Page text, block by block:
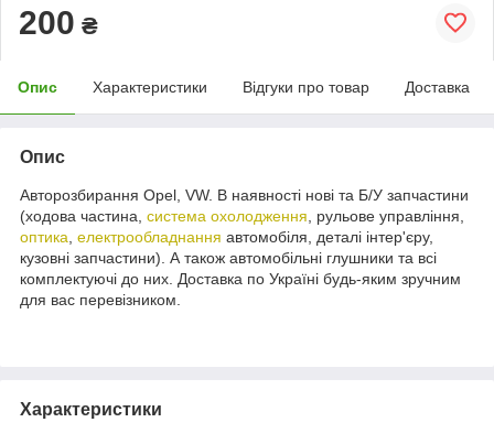
200 ₴
Опис Характеристики Відгуки про товар Доставка
Опис
Авторозбирання Opel, VW. В наявності нові та Б/У запчастини
(ходова частина, система охолодження , рульове управління,
оптика електрообладнання автомобіля, деталі інтер'єру,
кузовні запчастини). А також автомобільні глушники та всі
комплектуючі до них. Доставка по Україні будь-яким зручним
для вас перевізником.
Характеристики